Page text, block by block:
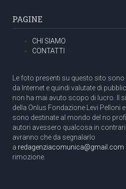
PAGINE
CHI SIAMO
CONTATTI
Le foto presenti su questo sito
da Internet e quindi valutate di
non ha mai avuto scopo di lucro. Il
della Onlus Fondazione Levi Pelloni
sono destinate al mondo del no
autori avessero qualcosa in
avranno che da segnalarlo
a redagenziacomunica@gmail.com
rimozione.